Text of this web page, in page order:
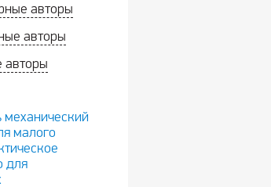
авторы
авторы
авторы
механический
малого
для